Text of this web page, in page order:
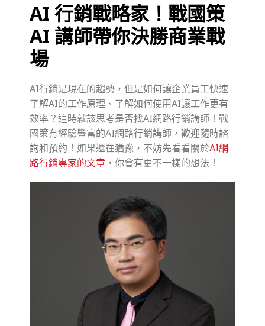
AI 行銷戰略家！戰國策
AI 講師帶你決勝商業戰
場
AI行銷是現在的趨勢，但是如何讓企業員工快速
了解AI的工作原理、了解如何使用AI讓工作更有
效率？這時就該思考是否找AI網路行銷講師！戰
國策有經驗豐富的AI網路行銷講師，歡迎隨時諮
詢和預約！如果還在猶豫，不妨先看看關於AI網
路行銷專家的文章 ，你會有更不一樣的想法！